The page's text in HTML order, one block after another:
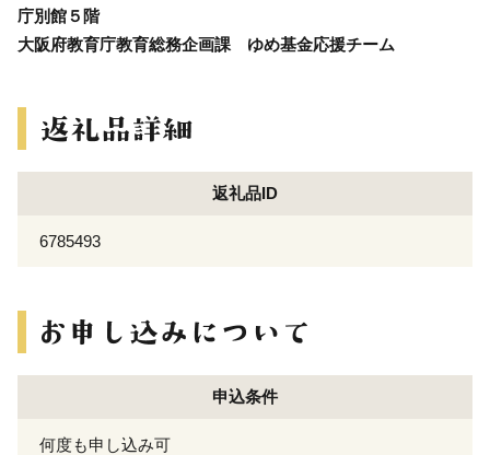
庁別館５階
大阪府教育庁教育総務企画課 ゆめ基金応援チーム
返礼品ID
6785493
申込条件
何度も申し込み可